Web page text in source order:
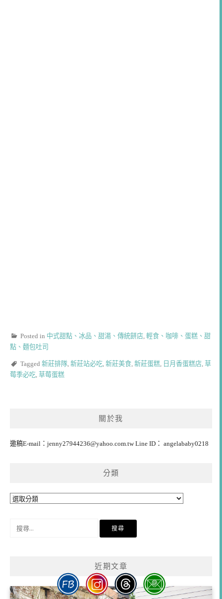
Posted in 中式甜點、冰品、甜湯、傳統餅店, 輕食、咖啡、蛋糕、甜
點、麵包吐司
Tagged 新莊排隊, 新莊站必吃, 新莊美食, 新莊蛋糕, 日月香蛋糕店, 草
莓季必吃, 草莓蛋糕
關於我
邀稿E-mail： jenny27944236@yahoo.com.twLine ID： angelababy0218
分類
分
近期文章